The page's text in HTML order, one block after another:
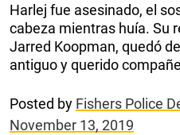
Harlej fue asesinado, el
cabeza mientras huía. Su
Jarred Koopman, quedó
antiguo y querido
Posted by Fishers Police
November 13, 2019